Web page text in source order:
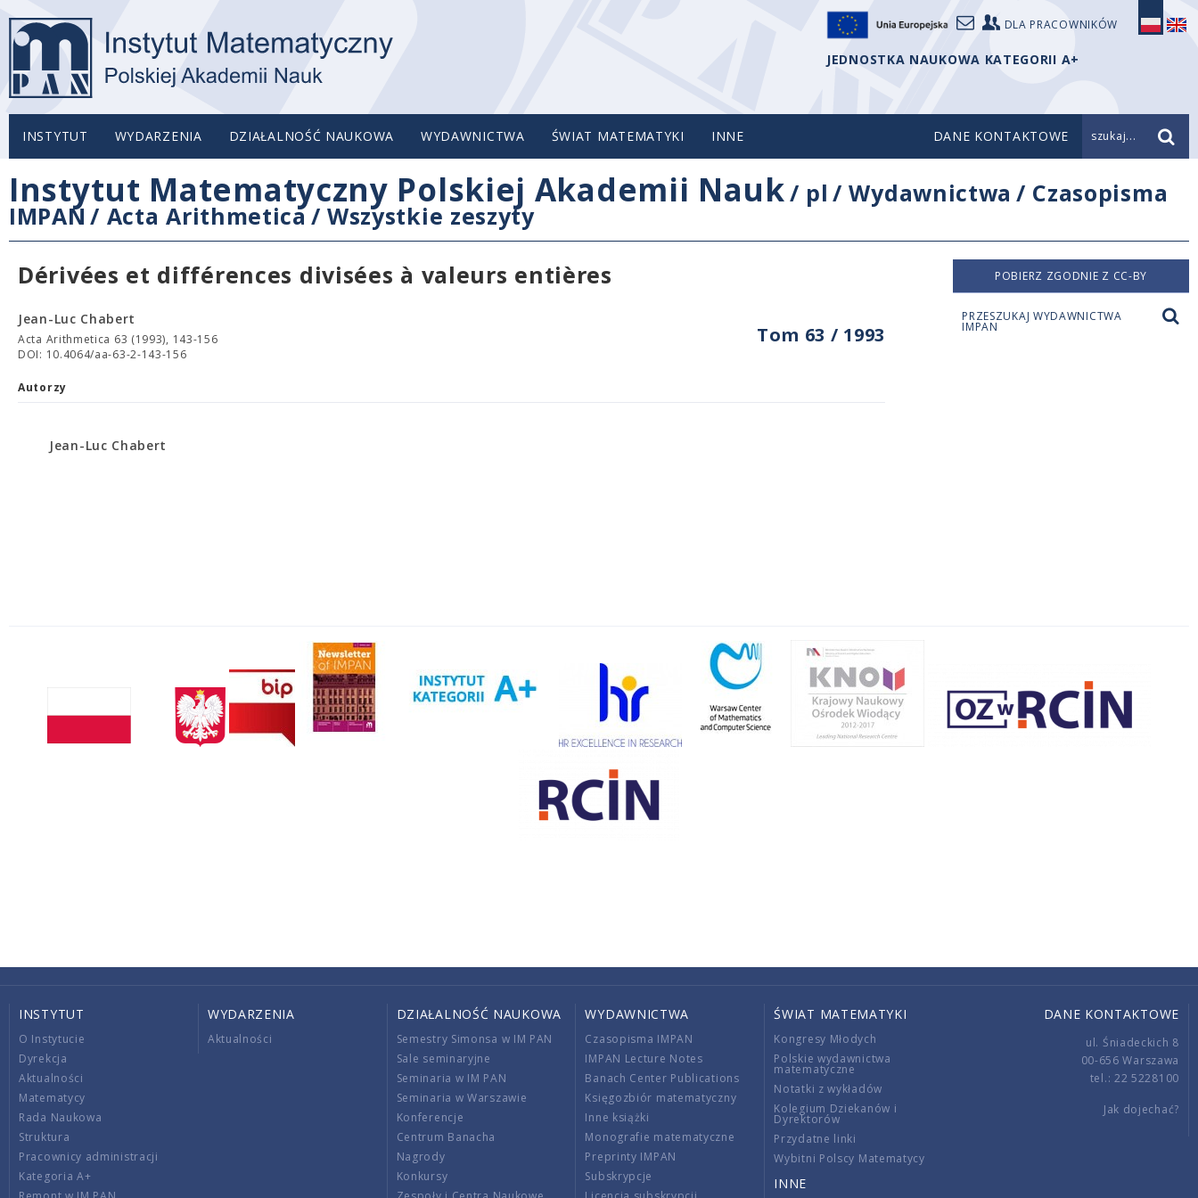
DLA PRACOWNIKÓW
JEDNOSTKA NAUKOWA KATEGORII A+
INSTYTUT WYDARZENIA DZIAŁALNOŚĆ NAUKOWA WYDAWNICTWA ŚWIAT MATEMATYKI INNE DANE KONTAKTOWE szukaj...
Instytut Matematyczny Polskiej Akademii Nauk/ pl /Wydawnictwa / Czasopisma
IMPAN / Acta Arithmetica/ Wszystkie zeszyty
Dérivées et différences divisées à valeurs entières
Tom 63 / 1993
Jean-Luc Chabert
Acta Arithmetica 63 (1993), 143-156
DOI: 10.4064/aa-63-2-143-156
Autorzy
Jean-Luc Chabert
POBIERZ ZGODNIE Z CC-BY
PRZESZUKAJ WYDAWNICTWA
IMPAN
INSTYTUT
O Instytucie
Dyrekcja
Aktualności
Matematycy
Rada Naukowa
Struktura
Pracownicy administracji
Kategoria A+
WYDARZENIA
Aktualności
DZIAŁALNOŚĆ NAUKOWA
Semestry Simonsa w IM PAN
Sale seminaryjne
Seminaria w IM PAN
Seminaria w Warszawie
Konferencje
Centrum Banacha
Nagrody
Konkursy
WYDAWNICTWA
Czasopisma IMPAN
IMPAN Lecture Notes
Banach Center Publications
Księgozbiór matematyczny
Inne książki
Monografie matematyczne
Preprinty IMPAN
Subskrypcje
ŚWIAT MATEMATYKI
Kongresy Młodych
Polskie wydawnictwa
matematyczne
Notatki z wykładów
Kolegium Dziekanów i
Dyrektorów
Przydatne linki
Wybitni Polscy Matematycy
INNE
DANE KONTAKTOWE
ul. Śniadeckich 8
00-656 Warszawa
tel.: 22 5228100
Jak dojechać?